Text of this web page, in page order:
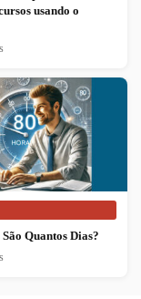
usando o
Quantos Dias?